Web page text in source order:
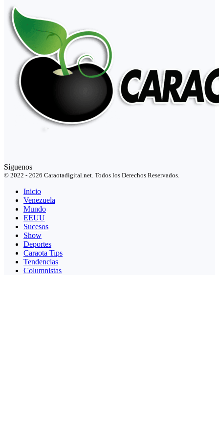
Síguenos
© 2022 - 2026 Caraotadigital.net. Todos los Derechos Reservados.
Inicio
Venezuela
Mundo
EEUU
Sucesos
Show
Deportes
Caraota Tips
Tendencias
Columnistas